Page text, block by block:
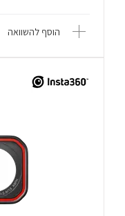
הוסף להשוואה